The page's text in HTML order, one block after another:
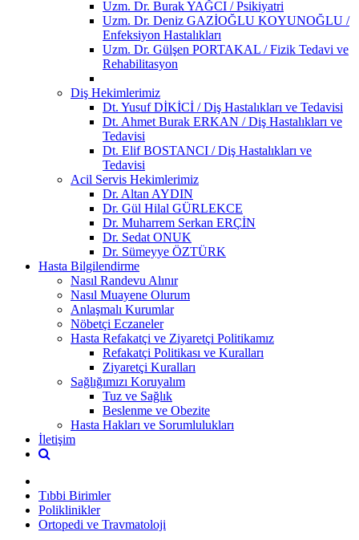
Uzm. Dr. Burak YAĞCI / Psikiyatri
Uzm. Dr. Deniz GAZİOĞLU KOYUNOĞLU /
Enfeksiyon Hastalıkları
Uzm. Dr. Gülşen PORTAKAL / Fizik Tedavi ve
Rehabilitasyon
Diş Hekimlerimiz
Dt. Yusuf DİKİCİ / Diş Hastalıkları ve Tedavisi
Dt. Ahmet Burak ERKAN / Diş Hastalıkları ve
Tedavisi
Dt. Elif BOSTANCI / Diş Hastalıkları ve
Tedavisi
Acil Servis Hekimlerimiz
Dr. Altan AYDIN
Dr. Gül Hilal GÜRLEKCE
Dr. Muharrem Serkan ERÇİN
Dr. Sedat ONUK
Dr. Sümeyye ÖZTÜRK
Hasta Bilgilendirme
Nasıl Randevu Alınır
Nasıl Muayene Olurum
Anlaşmalı Kurumlar
Nöbetçi Eczaneler
Hasta Refakatçi ve Ziyaretçi Politikamız
Refakatçi Politikası ve Kuralları
Ziyaretçi Kuralları
Sağlığımızı Koruyalım
Tuz ve Sağlık
Beslenme ve Obezite
Hasta Hakları ve Sorumlulukları
İletişim
Tıbbi Birimler
Poliklinikler
Ortopedi ve Travmatoloji